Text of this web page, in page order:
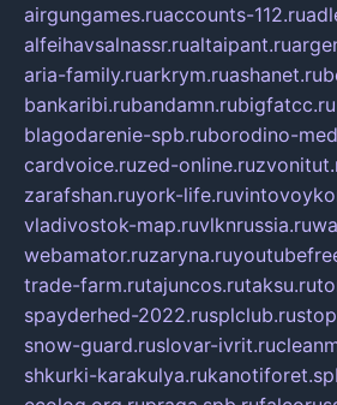
airgungames.ruaccounts-112.ru
alfeihavsalnassr.rualtaipant.ru
aria-family.ruarkrym.ruashanet.ru
bankaribi.rubandamn.rubigfatcc.ru
blagodarenie-spb.ruborodino-
cardvoice.ruzed-online.ru
zarafshan.ruyork-life.ru
vladivostok-map.ruvlknrussia.ru
webamator.ruzaryna.ru
trade-farm.rutajuncos.rutaksu.ru
spayderhed-2022.rusplclub.ru
snow-guard.ruslovar-ivrit.ru
shkurki-karakulya.ru